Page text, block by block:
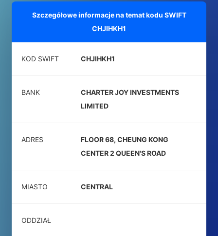
Szczegółowe informacje na temat kodu SWIFT
CHJIHKH1
KOD SWIFT CHJIHKH1
BANK
CHARTER JOY INVESTMENTS
LIMITED
ADRES
FLOOR 68, CHEUNG KONG
CENTER 2 QUEEN'S ROAD
MIASTO CENTRAL
ODDZIAŁ